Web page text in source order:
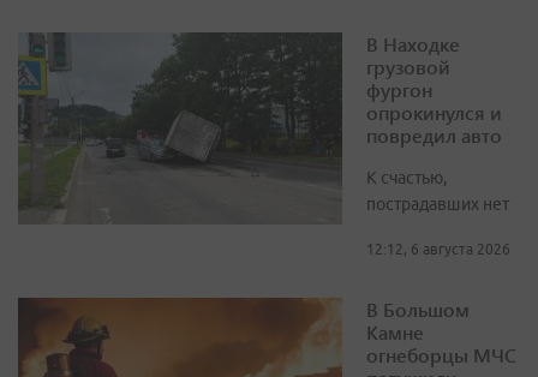
В Находке
грузовой
фургон
опрокинулся и
повредил авто
К счастью,
пострадавших нет
12:12, 6 августа 2026
В Большом
Камне
огнеборцы МЧС